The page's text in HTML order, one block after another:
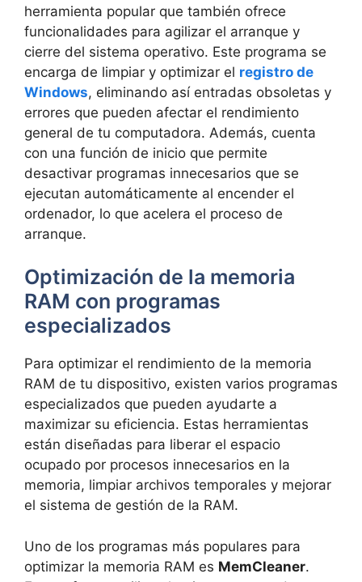
herramienta popular que también⁤ ofrece
funcionalidades para agilizar el arranque y
cierre⁢ del sistema operativo.⁤ Este programa ⁤se
encarga de​ limpiar y optimizar el registro de
Windows, eliminando‌ así entradas obsoletas y
errores que pueden afectar el rendimiento
general​ de tu computadora. Además,⁣ cuenta
con una función ⁣de inicio que permite
⁣desactivar programas innecesarios que se
ejecutan‍ automáticamente al encender el
⁤ordenador, ‍lo que acelera ⁤el proceso de⁣
arranque.
Optimización ⁢de la⁢ memoria
RAM ‍con programas⁢
especializados
Para optimizar ‍el rendimiento de la memoria‍
RAM de tu dispositivo, existen ⁣varios programas
⁢especializados que ⁣pueden ayudarte a
maximizar su eficiencia.⁢ Estas herramientas
están diseñadas ⁤para‌ liberar⁢ el espacio
ocupado ‍por procesos innecesarios en la⁣
memoria, ⁤limpiar archivos temporales ⁤y mejorar
el sistema de gestión​ de ​la RAM.
Uno de⁣ los⁤ programas más populares para
optimizar la memoria RAM ​es MemCleaner.